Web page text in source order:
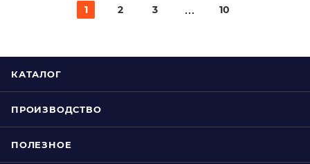
1 2 3 10
КАТАЛОГ
ПРОИЗВОДСТВО
ПОЛЕЗНОЕ